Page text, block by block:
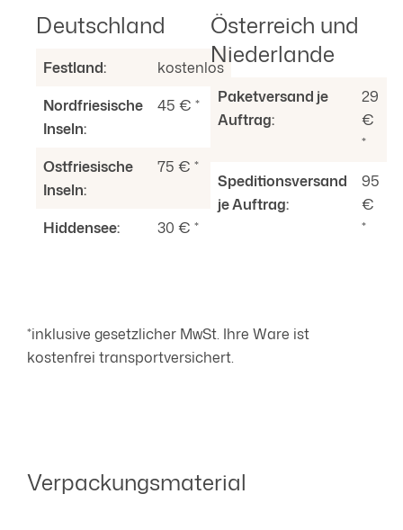
Deutschland
Festland:
kostenlos
Nordfriesische
Inseln:
45 € *
Ostfriesische
Inseln:
75 € *
Hiddensee: 30 € *
Österreich und
Niederlande
Paketversand je
Auftrag:
29
€
*
Speditionsversand
je Auftrag:
95
€
*
*inklusive gesetzlicher MwSt. Ihre Ware ist
kostenfrei transportversichert.
Verpackungsmaterial